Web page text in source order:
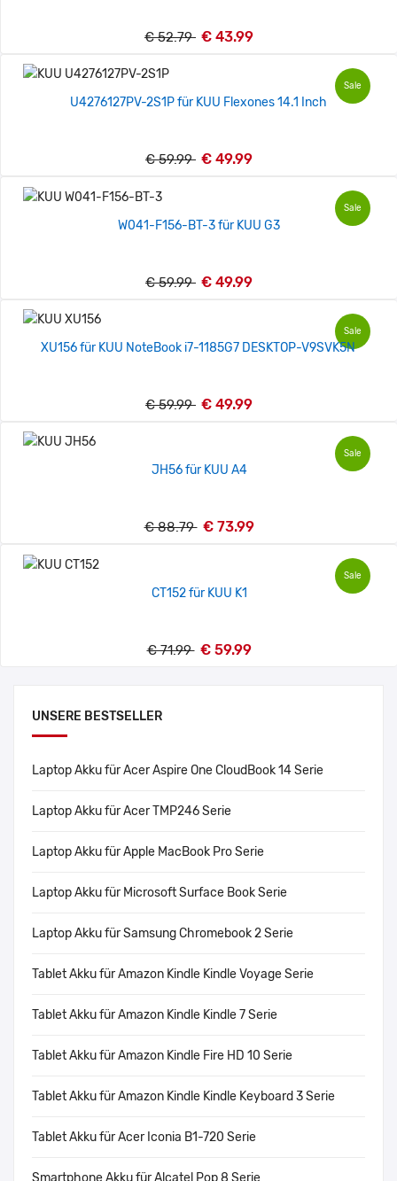
UNSERE BESTSELLER
Laptop Akku für Acer Aspire One CloudBook 14 Serie
Laptop Akku für Acer TMP246 Serie
Laptop Akku für Apple MacBook Pro Serie
Laptop Akku für Microsoft Surface Book Serie
Laptop Akku für Samsung Chromebook 2 Serie
Tablet Akku für Amazon Kindle Kindle Voyage Serie
Tablet Akku für Amazon Kindle Kindle 7 Serie
Tablet Akku für Amazon Kindle Fire HD 10 Serie
Tablet Akku für Amazon Kindle Kindle Keyboard 3 Serie
Tablet Akku für Acer Iconia B1-720 Serie
Smartphone Akku für Alcatel Pop 8 Serie
€ 52.79 € 43.99
Sale
U4276127PV-2S1P für KUU Flexones 14.1 Inch
€ 59.99 € 49.99
Sale
W041-F156-BT-3 für KUU G3
€ 59.99 € 49.99
Sale
XU156 für KUU NoteBook i7-1185G7 DESKTOP-V9SVK5N
€ 59.99 € 49.99
Sale
JH56 für KUU A4
€ 88.79 € 73.99
Sale
CT152 für KUU K1
€ 71.99 € 59.99